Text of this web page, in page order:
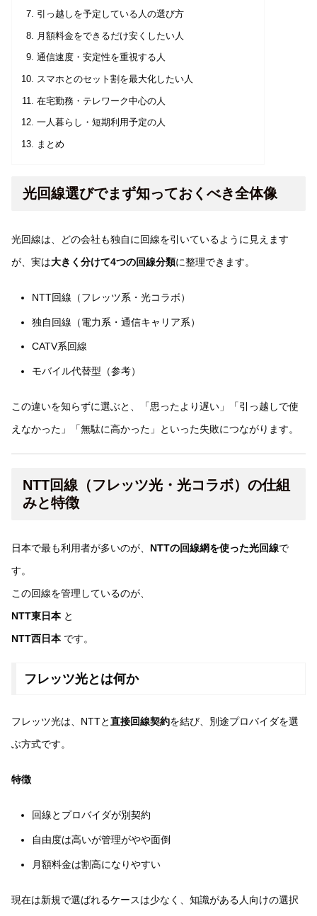
引っ越しを予定している人の選び方
月額料金をできるだけ安くしたい人
通信速度・安定性を重視する人
スマホとのセット割を最大化したい人
在宅勤務・テレワーク中心の人
一人暮らし・短期利用予定の人
まとめ
光回線選びでまず知っておくべき全体像
光回線は、どの会社も独自に回線を引いているように見えます
が、実は大きく分けて4つの回線分類に整理できます。
NTT回線（フレッツ系・光コラボ）
独自回線（電力系・通信キャリア系）
CATV系回線
モバイル代替型（参考）
この違いを知らずに選ぶと、「思ったより遅い」「引っ越しで使
えなかった」「無駄に高かった」といった失敗につながります。
NTT回線（フレッツ光・光コラボ）の仕組
みと特徴
日本で最も利用者が多いのが、 NTTの回線網を使った光回線で
す。
この回線を管理しているのが、
NTT東日本と
NTT西日本です。
フレッツ光とは何か
フレッツ光は、NTTと直接回線契約を結び、別途プロバイダを選
ぶ方式です。
特徴
回線とプロバイダが別契約
自由度は高いが管理がやや面倒
月額料金は割高になりやすい
現在は新規で選ばれるケースは少なく、知識がある人向けの選択